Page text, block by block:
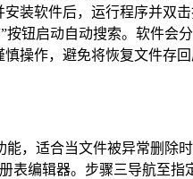
装软件后，运行程序并双
钮启动自动搜索。软件会
操作，避免将恢复文件存
，适合当文件被异常删除
表编辑器。步骤三导航至